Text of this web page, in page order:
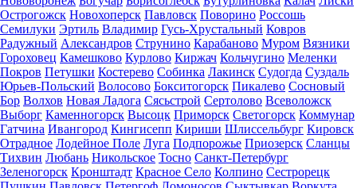
Острогожск Новохоперск Павловск Поворино Россошь
Семилуки Эртиль Владимир Гусь-Хрустальный Ковров
Радужный Александров Струнино Карабаново Муром Вязники
Гороховец Камешково Курлово Киржач Кольчугино Меленки
Покров Петушки Костерево Собинка Лакинск Судогда Суздаль
Юрьев-Польский Волосово Бокситогорск Пикалево Сосновый
Бор Волхов Новая Ладога Сясьстрой Сертолово Всеволожск
Выборг Каменногорск Высоцк Приморск Светогорск Коммунар
Гатчина Ивангород Кингисепп Кириши Шлиссельбург Кировск
Отрадное Лодейное Поле Луга Подпорожье Приозерск Сланцы
Тихвин Любань Никольское Тосно Санкт-Петербург
Зеленогорск Кронштадт Красное Село Колпино Сестрорецк